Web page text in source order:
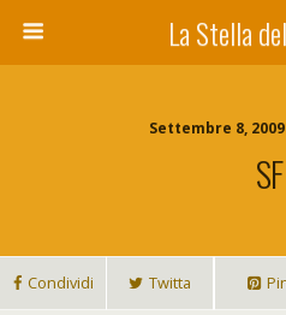
La Stella
Settembre 8,
SF
Condividi Twitta